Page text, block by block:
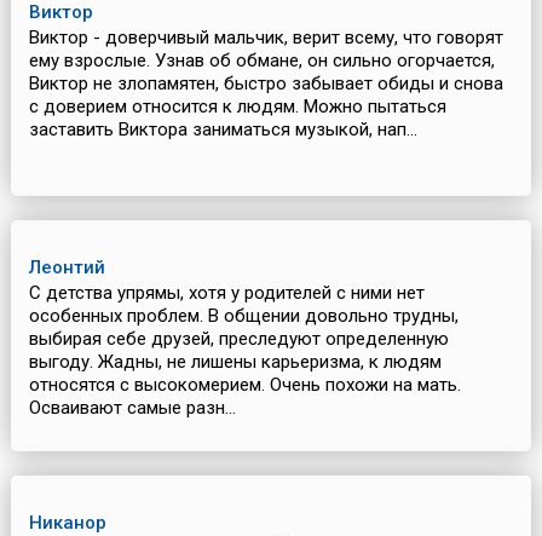
Виктор
Виктор - доверчивый мальчик, верит всему, что говорят
ему взрослые. Узнав об обмане, он сильно огорчается,
Виктор не злопамятен, быстро забывает обиды и снова
с доверием относится к людям. Можно пытаться
заставить Виктора заниматься музыкой, нап...
Леонтий
С детства упрямы, хотя у родителей с ними нет
особенных проблем. В общении довольно трудны,
выбирая себе друзей, преследуют определенную
выгоду. Жадны, не лишены карьеризма, к людям
относятся с высокомерием. Очень похожи на мать.
Осваивают самые разн...
Никанор